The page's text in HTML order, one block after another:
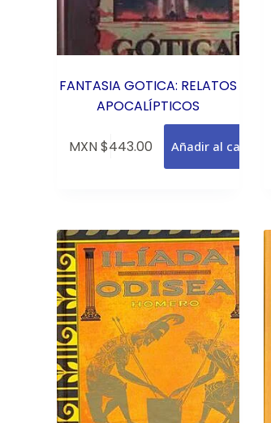
FANTASIA GOTICA: RELATOS
APOCALÍPTICOS
MXN $443.00 Añadir al carrito